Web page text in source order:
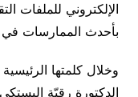
بأحدث الممارسات في
وخلال كلمتها
الدكتورة رقيّة